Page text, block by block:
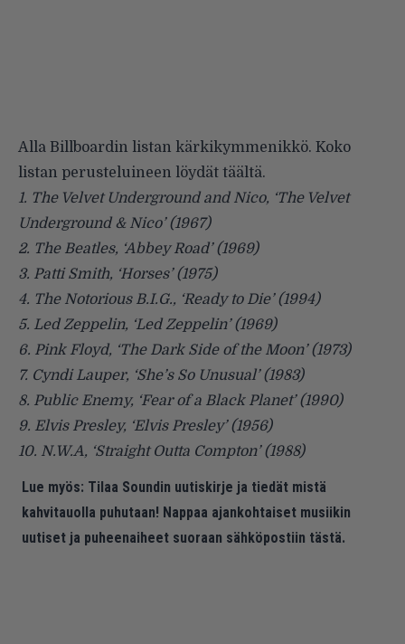
Alla Billboardin listan kärkikymmenikkö. Koko
listan perusteluineen löydät täältä.
1. The Velvet Underground and Nico, ‘The Velvet
Underground & Nico’ (1967)
2. The Beatles, ‘ Abbey Road’ (1969)
3. Patti Smith, ‘Horses’ (1975)
4. The Notorious B.I.G., ‘Ready to Die’ (1994)
5. Led Zeppelin, ‘Led Zeppelin’ (1969)
6. Pink Floyd, ‘The Dark Side of the Moon’ (1973)
7. Cyndi Lauper, ‘She’s So Unusual’ (1983)
8. Public Enemy, ‘Fear of a Black Planet’ (1990)
9. Elvis Presley, ‘Elvis Presley’ (1956)
10. N.W.A, ‘Straight Outta Compton’ (1988)
Lue myös: Tilaa Soundin uutiskirje ja tiedät mistä
kahvitauolla puhutaan! Nappaa ajankohtaiset musiikin
uutiset ja puheenaiheet suoraan sähköpostiin tästä.